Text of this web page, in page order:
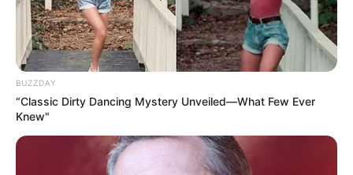
BUZZDAY
“Classic Dirty Dancing Mystery Unveiled—What Few Ever
Knew"